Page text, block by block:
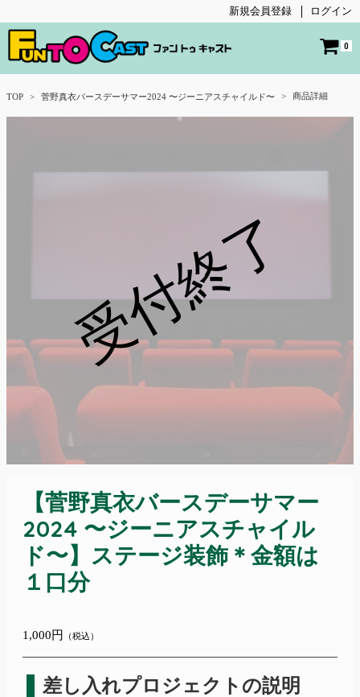
新規会員登録 ログイン
0
TOP 菅野真衣バースデーサマー2024 〜ジーニアスチャイルド〜 商品詳細
受付終了
【菅野真衣バースデーサマー
2024 〜ジーニアスチャイル
ド〜】ステージ装飾＊金額は
１口分
1,000円 （税込）
差し入れプロジェクトの説明